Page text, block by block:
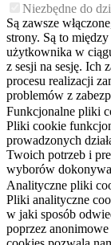
Niezbędne do
Są zawsze
strony. Są to
użytkownika w
z sesji na sesję. Ich
procesu realizacji
problemów z
Funkcjonalne pliki
Pliki cookie
prowadzonych
Twoich potrzeb i
wyborów
Analityczne pliki
Pliki analityczne
w jaki sposób
poprzez